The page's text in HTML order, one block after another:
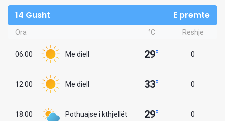
14 Gusht E premte
Ora °C Reshje
06:00 Me diell 29° 0
12:00 Me diell 33° 0
18:00 Pothuajse i kthjellët 29° 0